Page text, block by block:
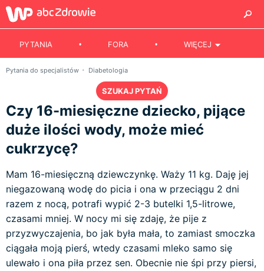
PYTANIA FORA WIĘCEJ
Pytania do specjalistów Diabetologia
SZUKAJ PYTAŃ
Czy 16-miesięczne dziecko, pijące
duże ilości wody, może mieć
cukrzycę?
Mam 16-miesięczną dziewczynkę. Waży 11 kg. Daję jej
niegazowaną wodę do picia i ona w przeciągu 2 dni
razem z nocą, potrafi wypić 2-3 butelki 1,5-litrowe,
czasami mniej. W nocy mi się zdaję, że pije z
przyzwyczajenia, bo jak była mała, to zamiast smoczka
ciągała moją pierś, wtedy czasami mleko samo się
ulewało i ona piła przez sen. Obecnie nie śpi przy piersi,